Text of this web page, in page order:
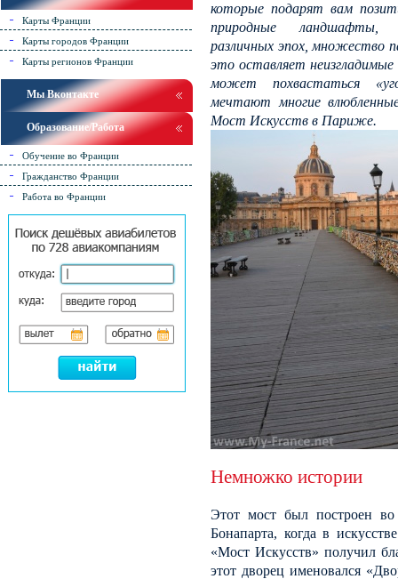
которые подарят вам
природные ландшафты,
различных эпох, множество
это оставляет
может похвастаться
мечтают многие
Мост Искусств в Париже.
Немножко истории
Этот мост был построен во
Бонапарта, когда в
«Мост Искусств» получил
этот дворец именовался
Карты Франции
Карты городов Франции
Карты регионов Франции
Мы Вконтакте
Образование/Работа
Обучение во Франции
Гражданство Франции
Работа во Франции